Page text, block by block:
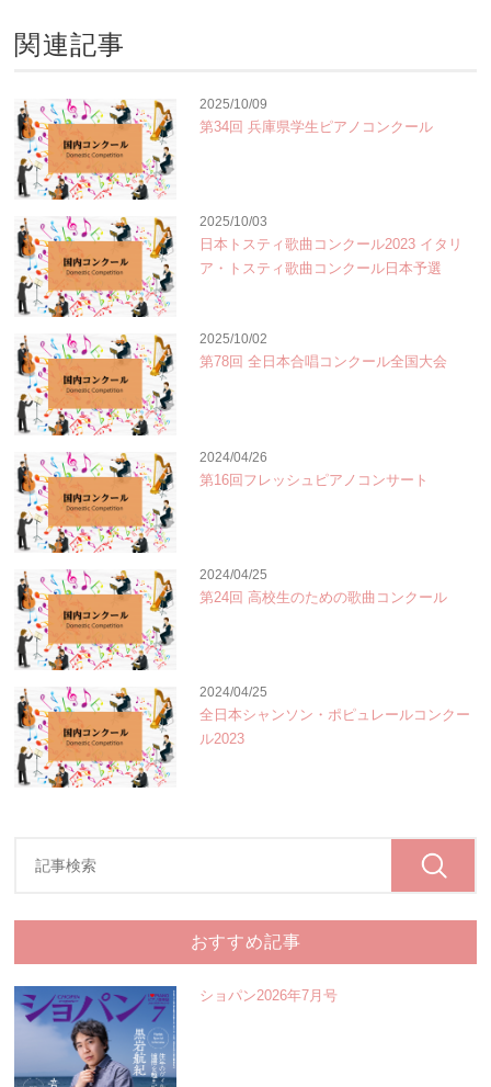
関連記事
2025/10/09
第34回 兵庫県学生ピアノコンクール
2025/10/03
日本トスティ歌曲コンクール2023 イタリ
ア・トスティ歌曲コンクール日本予選
2025/10/02
第78回 全日本合唱コンクール全国大会
2024/04/26
第16回フレッシュピアノコンサート
2024/04/25
第24回 高校生のための歌曲コンクール
2024/04/25
全日本シャンソン・ポピュレールコンクー
ル2023
おすすめ記事
ショパン2026年7月号